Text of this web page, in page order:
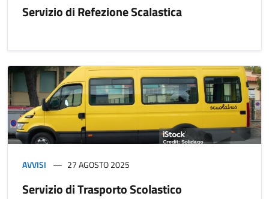
Servizio di Refezione Scalastica
AVVISI 27 AGOSTO 2025
Servizio di Trasporto Scolastico